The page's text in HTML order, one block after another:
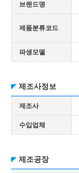
브랜드명
제품분류코드
파생모델
제조사정보
제조사
수입업체
제조공장